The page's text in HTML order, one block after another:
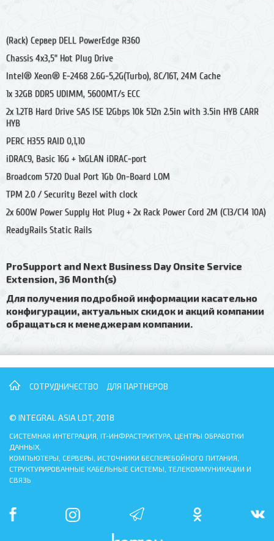
(Rack) Сервер DELL PowerEdge R360
Chassis 4x3,5” Hot Plug Drive
Intel® Xeon® E-2468 2.6G-5,2G(Turbo), 8C/16T, 24M Cache
1x 32GB DDR5 UDIMM, 5600MT/s ECC
2x 1.2TB Hard Drive SAS ISE 12Gbps 10k 512n 2.5in with 3.5in HYB CARR
HYB
PERC H355 RAID 0,1,10
iDRAC9, Basic 16G + 1xGLAN iDRAС-port
Broadcom 5720 Dual Port 1Gb On-Board LOM
TPM 2.0 / Security Bezel with clock
2x 600W Power Supply Hot Plug + 2x Rack Power Cord 2M (C13/C14 10A)
ReadyRails Static Rails
ProSupport and Next Business Day Onsite Service
Extension, 36 Month(s)
Для получения подробной информации касательно
конфигурации, актуальных скидок и акций компании
обращаться к менеджерам компании.
СОТРУДНИЧЕСТВО ДЛЯ ПАРТНЕРОВ
© INTEGRAL ASIA LDT, 2018
СИСТЕМНАЯ ИНТЕГРАЦИЯ, IT-ИНФРАСТРУКТУРА, ЦЕНТРЫ ОБРАБОТКИ
ДАННЫХ,
КОМПЬЮТЕРЫ, СЕРВЕРЫ, ИСТОЧНИКИ БЕСПЕРЕБОЙНОГО ПИТАНИЯ,
СТРУКТУРИРОВАННЫЕ КАБЕЛЬНЫЕ СИСТЕМЫ, ТЕЛЕКОММУНИКАЦИИ И
СВЯЗЬ